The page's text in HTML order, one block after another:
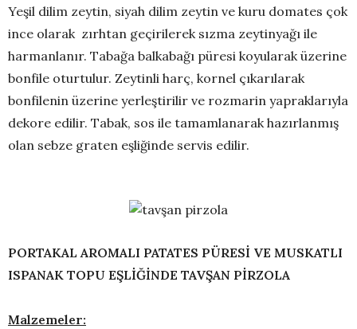
Yeşil dilim zeytin, siyah dilim zeytin ve kuru domates çok
ince olarak zırhtan geçirilerek sızma zeytinyağı ile
harmanlanır. Tabağa balkabağı püresi koyularak üzerine
bonfile oturtulur. Zeytinli harç, kornel çıkarılarak
bonfilenin üzerine yerleştirilir ve rozmarin yapraklarıyla
dekore edilir. Tabak, sos ile tamamlanarak hazırlanmış
olan sebze graten eşliğinde servis edilir.
PORTAKAL AROMALI PATATES PÜRESİ VE MUSKATLI
ISPANAK TOPU EŞLİĞİNDE TAVŞAN PİRZOLA
Malzemeler: